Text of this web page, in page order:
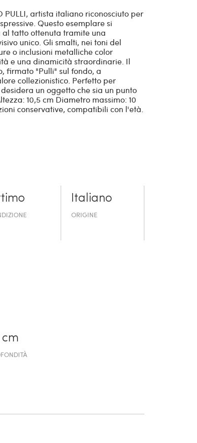
artista italiano riconosciuto per
Questo esemplare si
tatto ottenuta tramite una
unico. Gli smalti, nei toni del
o inclusioni metalliche color
e una dinamicità straordinarie. Il
firmato "Pulli" sul fondo, a
collezionistico. Perfetto per
un oggetto che sia un punto
10,5 cm Diametro massimo: 10
conservative, compatibili con l'età.
Italiano
ORIGINE
cm